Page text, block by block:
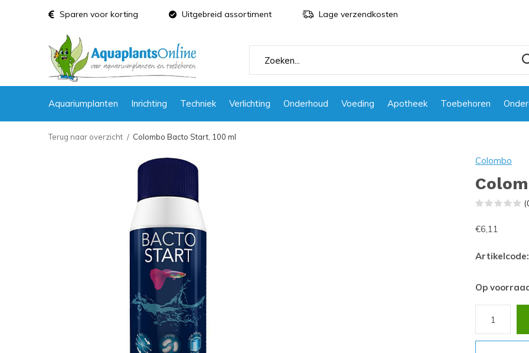
Aquariumplanten Inrichting Techniek Verlichting Onderhoud Voeding Apotheek Toebehoren
Sparen voor korting Uitgebreid assortiment Lage verzendkosten
Terug naar overzicht Colombo Bacto Start, 100 ml
Colombo
€6,11
Artikelcode:
Op